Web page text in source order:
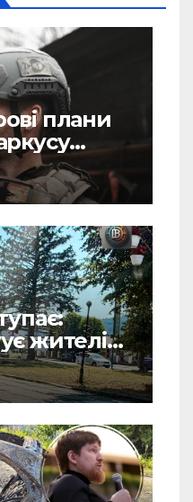
плани
жителів
спеки